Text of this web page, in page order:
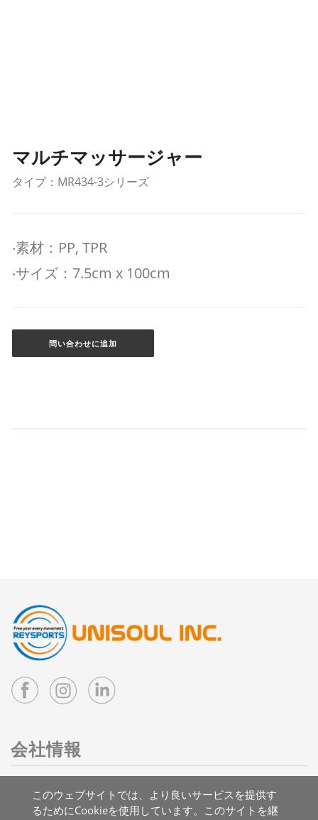
マルチマッサージャー
タイプ：MR434-3シリーズ
‧素材：PP, TPR
‧サイズ：7.5cm x 100cm
問い合わせに追加
このウェブサイトでは、より良いサービスを提供す
るためにCookieを使用しています。このサイトを継
会社情報
メール：info@reysports.com